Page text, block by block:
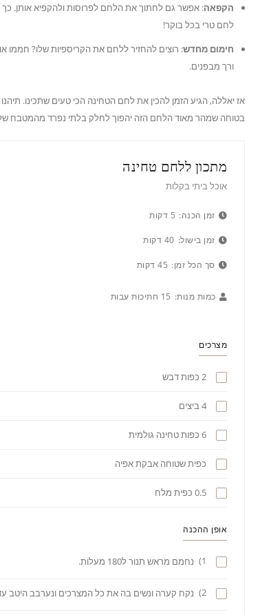
הקפאה: אפשר גם לחתוך את הלחם לפרוסות ולהקפיא אותן.
לחם טרי בכל בוקר!
חימום מחדש: רוצים להחזיר ללחם את הקריספיות שלו? חממו
ורך מבפנים.
אז יאללה, הגיע הזמן להכין את לחם הטחינה הכי טעים שתכינו.
בטוחה שמהר מאוד הלחם הזה יהפוך לחלק בלתי נפרד מהמטבח
מתכון ללחם טחינה
אוכל ביתי בקלות
זמן הכנה: 5 דקות
זמן בישול: 40 דקות
סך הכל זמן: 45 דקות
כמות מנות: 15 חתיכות עבות
מצרכים
2 כפות דבש
4 ביצים
6 כפות טחינה גולמית
כפית שטוחה אבקת אפיה
0.5 כפית מלח
אופן ההכנה
1) נחמם מראש תנור ל180 מעלות.
2) נקח קערה ונשים בה את כל המצרכים ונערבב היטב